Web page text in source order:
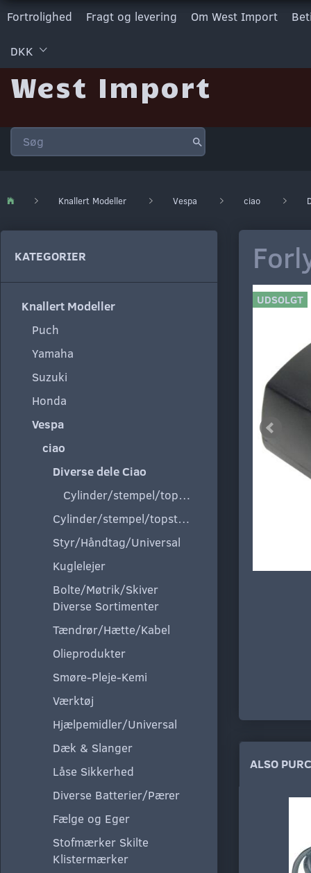
Fortrolighed Fragt og levering Om West Import
DKK
West Import
Knallert Modeller Vespa ciao
KATEGORIER
Knallert Modeller
Puch
Yamaha
Suzuki
Honda
Vespa
ciao
Diverse dele Ciao
Cylinder/stempel/topstykke
Cylinder/stempel/topstykke
Styr/Håndtag/Universal
Kuglelejer
Bolte/Møtrik/Skiver
Diverse Sortimenter
Tændrør/Hætte/Kabel
Olieprodukter
Smøre-Pleje-Kemi
Værktøj
Hjælpemidler/Universal
Dæk & Slanger
Låse Sikkerhed
Diverse Batterier/Pærer
Fælge og Eger
Stofmærker Skilte
Klistermærker
UDSOLGT
ALSO